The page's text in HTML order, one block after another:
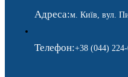
Адреса:м. Київ, вул.
Телефон:+38 (044)